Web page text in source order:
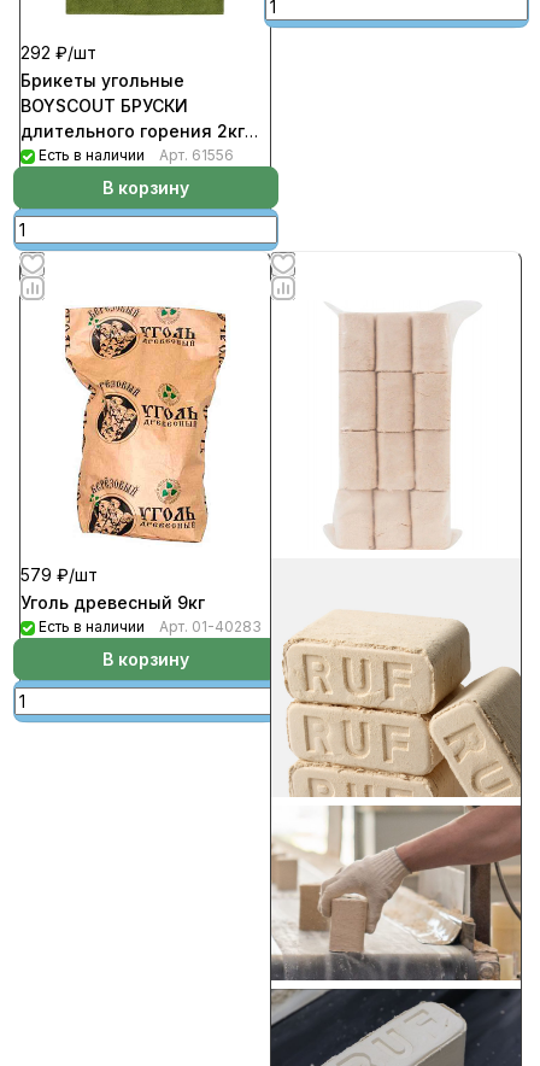
292 ₽/шт
Брикеты угольные
BOYSCOUT БРУСКИ
длительного горения 2кг
(287шт/кор)
Есть в наличии Арт. 61556
В корзину
579 ₽/шт
Уголь древесный 9кг
Есть в наличии Арт. 01-40283
В корзину